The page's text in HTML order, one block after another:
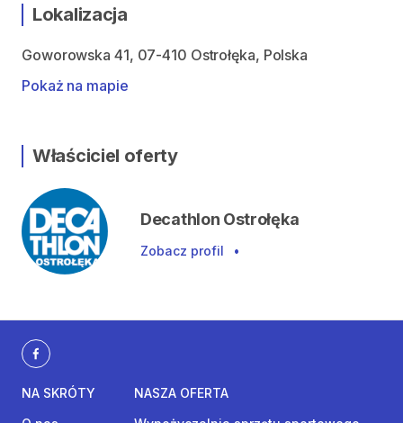
Lokalizacja
Goworowska 41, 07-410 Ostrołęka, Polska
Pokaż na mapie
Właściciel oferty
Decathlon Ostrołęka
Zobacz profil •
NA SKRÓTY
NASZA OFERTA